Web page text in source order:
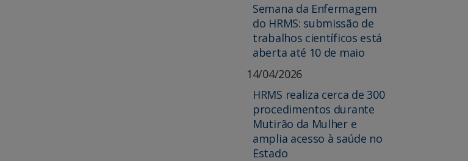
Semana da Enfermagem
do HRMS: submissão de
trabalhos científicos está
aberta até 10 de maio
14/04/2026
HRMS realiza cerca de 300
procedimentos durante
Mutirão da Mulher e
amplia acesso à saúde no
Estado